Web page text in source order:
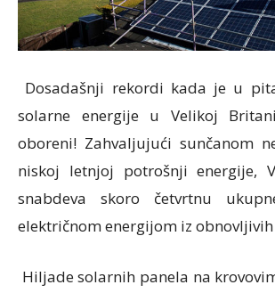
Dosadašnji rekordi kada je u
solarne energije u Velikoj
oboreni! Zahvaljujući sunčanom
niskoj letnjoj potrošnji energije,
snabdeva skoro četvrtnu
električnom energijom iz obnovljivih
Hiljade solarnih panela na